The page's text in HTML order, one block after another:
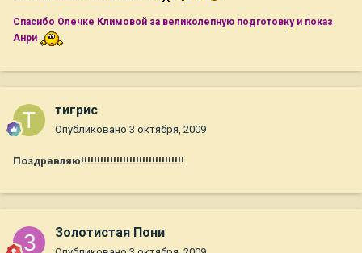
Спасибо Олечке Климовой за великолепную подготовку и показ
Анри
тигрис
Опубликовано 3 октября, 2009
Поздравляю!!!!!!!!!!!!!!!!!!!!!!!!!!!!!!!!
Золотистая Пони